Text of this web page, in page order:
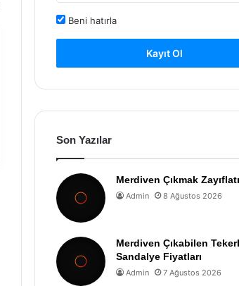
Beni hatırla
Kayıt Ol
Son Yazılar
Merdiven Çıkmak
Admin 8 Ağustos 2026
Merdiven Çıkabilen
Sandalye Fiyatları
Admin 7 Ağustos 2026